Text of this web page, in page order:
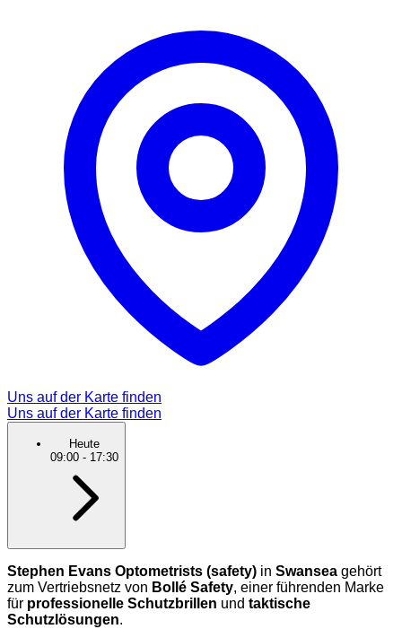
Uns auf der Karte finden
Uns auf der Karte finden
Heute
09:00 - 17:30
Stephen Evans Optometrists (safety) in Swansea gehört
zum Vertriebsnetz von Bollé Safety, einer führenden Marke
für professionelle Schutzbrillen und taktische
Schutzlösungen.